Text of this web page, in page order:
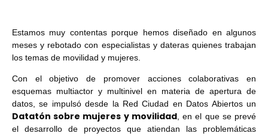
Estamos muy contentas porque hemos diseñado en algunos
meses y rebotado con especialistas y dateras quienes trabajan
los temas de movilidad y mujeres.
Con el objetivo de promover acciones colaborativas en
esquemas multiactor y multinivel en materia de apertura de
datos, se impulsó desde la Red Ciudad en Datos Abiertos un
Datatón sobre mujeres y movilidad, en el que se prevé
el desarrollo de proyectos que atiendan las problemáticas